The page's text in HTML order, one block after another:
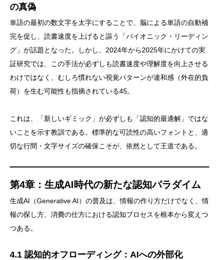
の真偽
単語の最初の数文字を太字にすることで、脳による単語の自動補
完を促し、読書速度を上げると謳う「バイオニック・リーディン
グ」が話題となった。しかし、2024年から2025年にかけての実
証研究では、この手法が必ずしも読書速度や理解度を向上させる
わけではなく、むしろ慣れない視覚パターンが違和感（外在的負
荷）を生む可能性も指摘されている45。
これは、「新しいギミック」が必ずしも「認知的最適解」ではな
いことを示す教訓である。標準的な可読性の高いフォントと、適
切な行間・文字サイズの確保こそが、依然として王道である。
第4章：生成AI時代の新たな認知パラダイム
生成AI（Generative AI）の普及は、情報の作り方だけでなく、情
報の探し方、消費の仕方における認知プロセスを根本から変えつ
つある。
4.1 認知的オフローディング：AIへの外部化